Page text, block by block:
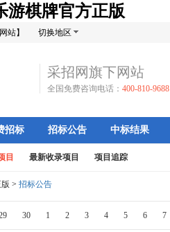
游棋牌官方正版
站】 切换地区
采招网旗下网站
全国免费咨询电话： 400-810-9688
招标 招标公告 中标结果
目 最新收录项目 项目追踪
> 招标公告
30 1 2 3 4 5 6 7